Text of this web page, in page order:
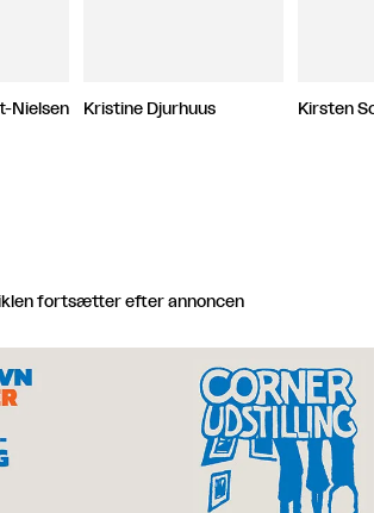
Nielsen Kristine Djurhuus Kirsten
fortsætter efter annoncen